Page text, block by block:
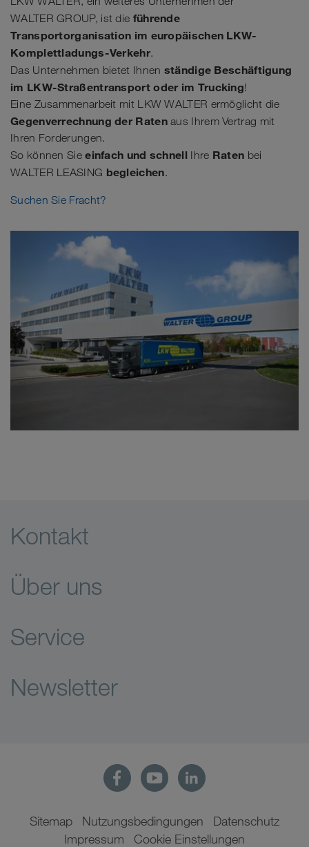
WALTER GROUP, ist die führende
Transportorganisation im europäischen LKW-
Komplettladungs-Verkehr.
Das Unternehmen bietet Ihnen ständige Beschäftigung
im LKW-Straßentransport oder im Trucking!
Eine Zusammenarbeit mit LKW WALTER ermöglicht die
Gegenverrechnung der Ratenaus Ihrem Vertrag mit
Ihren Forderungen.
So können Sieeinfach und schnell Ihre Raten bei
WALTER LEASING begleichen.
Suchen Sie Fracht?
Kontakt
Über uns
Service
Newsletter
Sitemap Nutzungsbedingungen
Datenschutz
Impressum
Cookie Einstellungen